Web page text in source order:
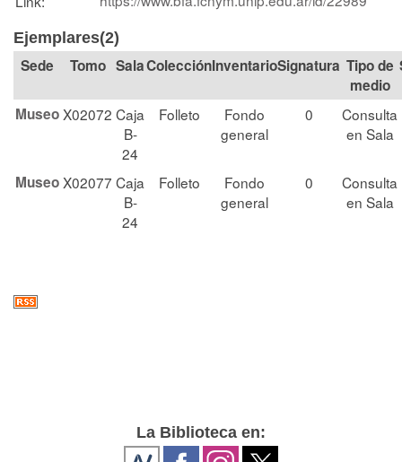
Ejemplares(2)
Tomo SalaColección Signatura Tipo de
medio
MuseoX02072 Caja
B-
24
Folleto
Fondo
general
0
Consulta
en Sala
MuseoX02077 Caja
B-
24
Folleto
Fondo
general
0
Consulta
en Sala
La Biblioteca en: